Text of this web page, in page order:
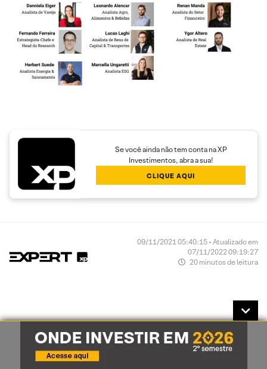
Se você ainda não tem conta na XP
Investimentos, abra a sua!
CLIQUE AQUI
09/11/2021 05:40:15 • Atualizado em
07/11/2022 09:19:27
20 minutos de leitura
Avaliação